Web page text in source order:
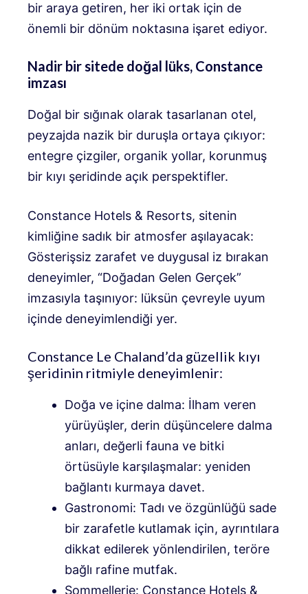
bir araya getiren, her iki ortak için de
önemli bir dönüm noktasına işaret ediyor.
Nadir bir sitede doğal lüks, Constance
imzası
Doğal bir sığınak olarak tasarlanan otel,
peyzajda nazik bir duruşla ortaya çıkıyor:
entegre çizgiler, organik yollar, korunmuş
bir kıyı şeridinde açık perspektifler.
Constance Hotels & Resorts, sitenin
kimliğine sadık bir atmosfer aşılayacak:
Gösterişsiz zarafet ve duygusal iz bırakan
deneyimler, “Doğadan Gelen Gerçek”
imzasıyla taşınıyor: lüksün çevreyle uyum
içinde deneyimlendiği yer.
Constance Le Chaland’da güzellik kıyı
şeridinin ritmiyle deneyimlenir:
Doğa ve içine dalma: İlham veren
yürüyüşler, derin düşüncelere dalma
anları, değerli fauna ve bitki
örtüsüyle karşılaşmalar: yeniden
bağlantı kurmaya davet.
Gastronomi: Tadı ve özgünlüğü sade
bir zarafetle kutlamak için, ayrıntılara
dikkat edilerek yönlendirilen, teröre
bağlı rafine mutfak.
Sommellerie: Constance Hotels &